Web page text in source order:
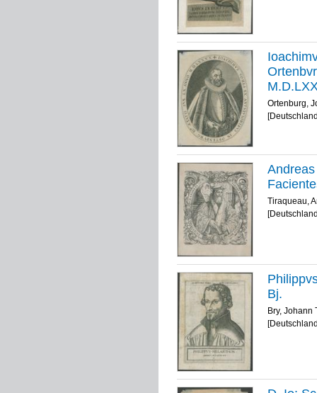
Ortenburg,
Tiraqueau,
Bj.
Bry, Johann